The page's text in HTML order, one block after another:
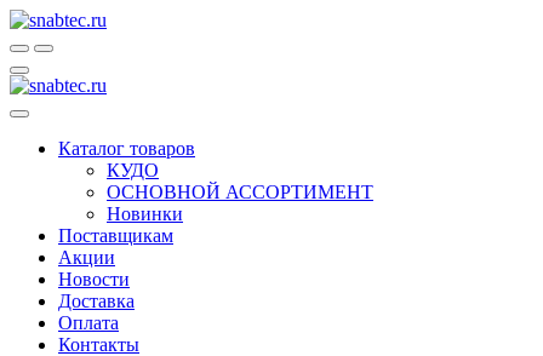
Каталог товаров
КУДО
ОСНОВНОЙ АССОРТИМЕНТ
Новинки
Поставщикам
Акции
Новости
Доставка
Оплата
Контакты